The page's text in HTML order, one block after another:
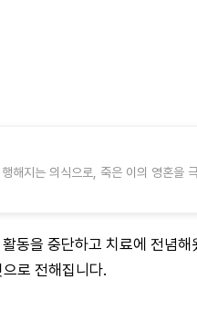
해지는 의식으로, 죽은 이의 영혼을
동을 중단하고 치료에 전념
로 전해집니다.